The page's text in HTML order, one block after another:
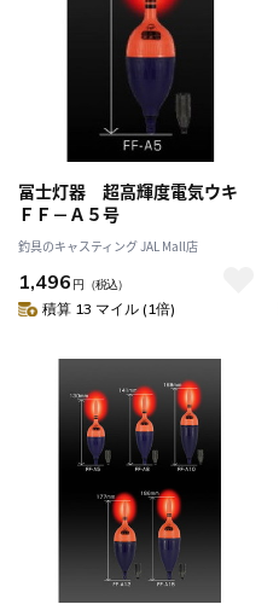
冨士灯器 超高輝度電気ウキ
ＦＦ－Ａ５号
釣具のキャスティング JAL Mall店
1,496 円 （税込）
積算 13 マイル (1倍)